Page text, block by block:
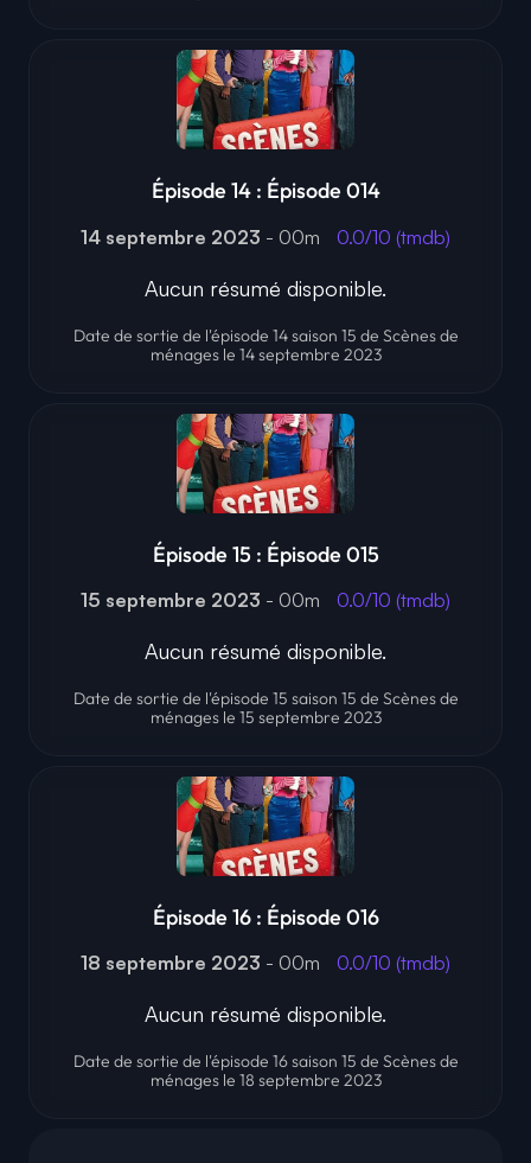
Épisode 14 : Épisode 014
14 septembre 2023 - 00m 0.0/10 (tmdb)
Aucun résumé disponible.
Date de sortie de l'épisode 14 saison 15 de Scènes de
ménages le 14 septembre 2023
Épisode 15 : Épisode 015
15 septembre 2023 - 00m 0.0/10 (tmdb)
Aucun résumé disponible.
Date de sortie de l'épisode 15 saison 15 de Scènes de
ménages le 15 septembre 2023
Épisode 16 : Épisode 016
18 septembre 2023 - 00m 0.0/10 (tmdb)
Aucun résumé disponible.
Date de sortie de l'épisode 16 saison 15 de Scènes de
ménages le 18 septembre 2023